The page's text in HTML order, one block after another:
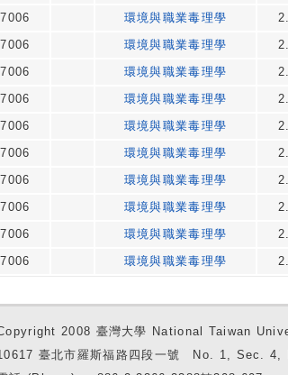
環境與職業毒理學
環境與職業毒理學
環境與職業毒理學
環境與職業毒理學
環境與職業毒理學
環境與職業毒理學
環境與職業毒理學
環境與職業毒理學
環境與職業毒理學
環境與職業毒理學
2008 臺灣大學 National Taiwan
臺北市羅斯福路四段一號 No. 1, Sec.